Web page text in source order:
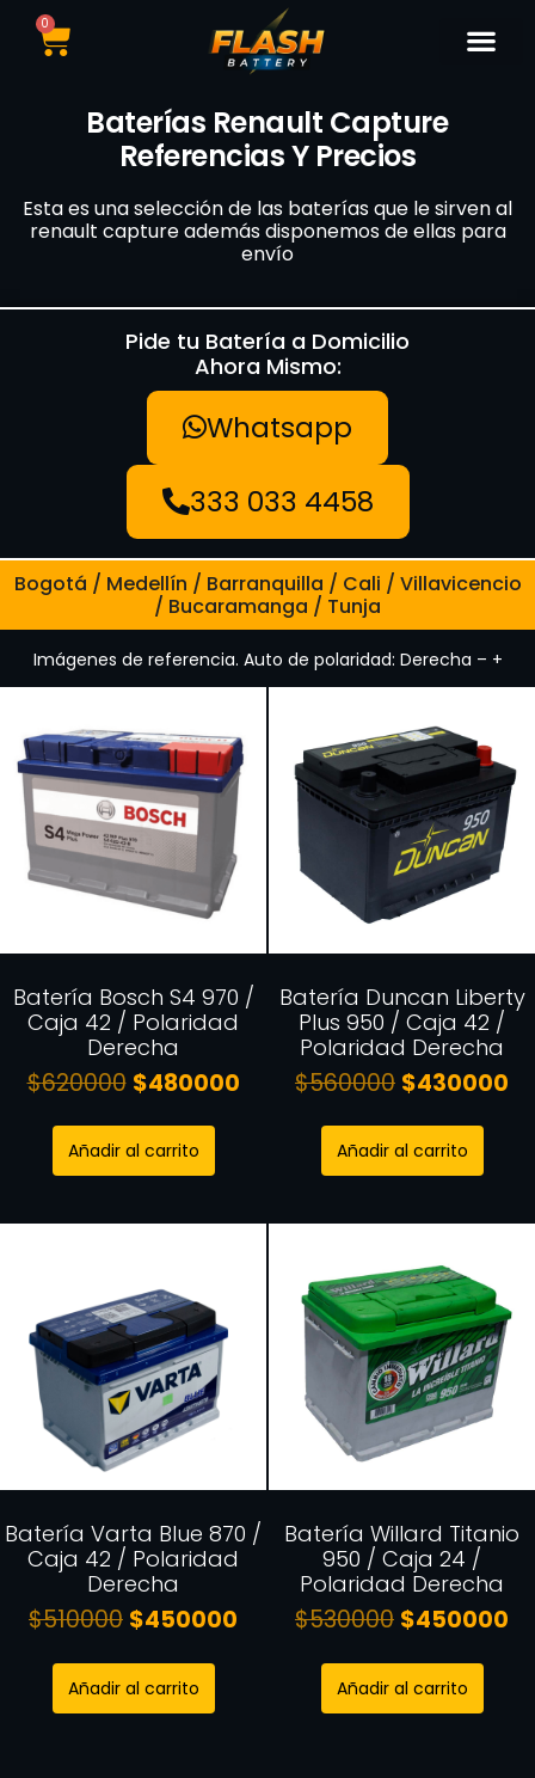
0
Baterías Renault Capture
Referencias Y Precios
Esta es una selección de las baterías que le sirven al
renault capture además disponemos de ellas para
envío
Pide tu Batería a Domicilio
Ahora Mismo:
Whatsapp
333 033 4458
Bogotá / Medellín / Barranquilla / Cali / Villavicencio
/ Bucaramanga / Tunja
Imágenes de referencia. Auto de polaridad: Derecha – +
Batería Bosch S4 970 /
Caja 42 / Polaridad
Derecha
$620000 $480000
Añadir al carrito
Batería Duncan Liberty
Plus 950 / Caja 42 /
Polaridad Derecha
$560000 $430000
Añadir al carrito
Batería Varta Blue 870 /
Caja 42 / Polaridad
Derecha
$510000 $450000
Añadir al carrito
Batería Willard Titanio
950 / Caja 24 /
Polaridad Derecha
$530000 $450000
Añadir al carrito